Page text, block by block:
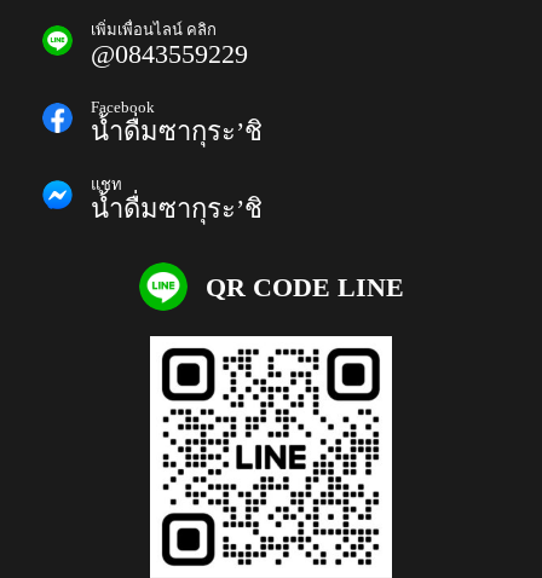
เพิ่มเพื่อนไลน์ คลิก
@0843559229
Facebook
น้ำดื่มซากุระ’ชิ
แชท
น้ำดื่มซากุระ’ชิ
QR CODE LINE